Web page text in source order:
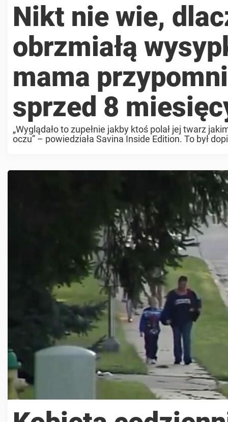
Nikt nie wie,
obrzmiałą
mama
sprzed 8
„Wyglądało to zupełnie jakby ktoś polał jej twarz
oczu” – powiedziała Savina Inside Edition. To był